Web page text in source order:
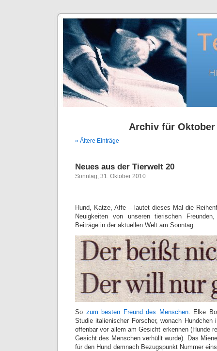
Archiv für Oktober
« Ältere Einträge
Neues aus der Tierwelt 20
Sonntag, 31. Oktober 2010
Hund, Katze, Affe – lautet dieses Mal die
Neuigkeiten von unseren tierischen
Beiträge in der aktuellen Welt am Sonntag.
So zum besten Freund des Menschen: Elke
Studie italienischer Forscher, wonach Hundchen
offenbar vor allem am Gesicht erkennen (Hunde
Gesicht des Menschen verhüllt wurde). Das
für den Hund demnach Bezugspunkt Nummer